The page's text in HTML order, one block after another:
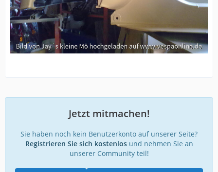
Jetzt mitmachen!
Sie haben noch kein Benutzerkonto auf unserer Seite?
Registrieren Sie sich kostenlosund nehmen Sie an
unserer Community teil!